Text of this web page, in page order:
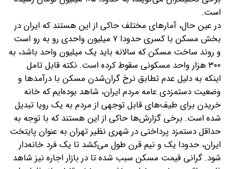
است.
در عین حال، آمار‌های مختلف حاکی از این هستند که ایران در
بخش مسکن با کسری حدودا ۷ میلیون واحدی رو به رو است
و روند ساخت مسکن که سالانه باید یک میلیون واحد باشد، به
۳۰۰ هزار واحد مسکونی سقوط کرده است. نکته قابل تامل
اینکه به دلیل عدم تطابق نرخ گران‌شدن مسکن با درآمد‌ها و
وضعیت دستمزدی عامه مردم ایران، شاهد بوده‌ایم که خانه
خریدن برای طیف‌های قابل توجهی از مردم به یک رویا تبدیل
شده است. برخی گزارش‌ها حاکی از این هستند که با توجه به
حداقل دستمزد پرداختی در شهری نظیر تهران به عنوان پایتخت
ایران، حدودا یک و نیم قرن طول می‌کشد تا یک فرد خانه‌دار
شود. گرانی قیمت مسکن سبب شده تا در بازار اجاره نیز شاهد